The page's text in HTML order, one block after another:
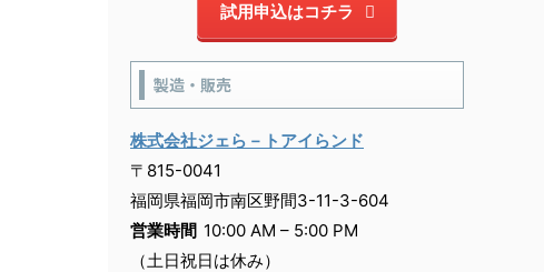
試用申込はコチラ
製造・販売
株式会社ジェら－トアイらンド
〒815-0041
福岡県福岡市南区野間3-11-3-604
営業時間 10:00 AM – 5:00 PM
（土日祝日は休み）